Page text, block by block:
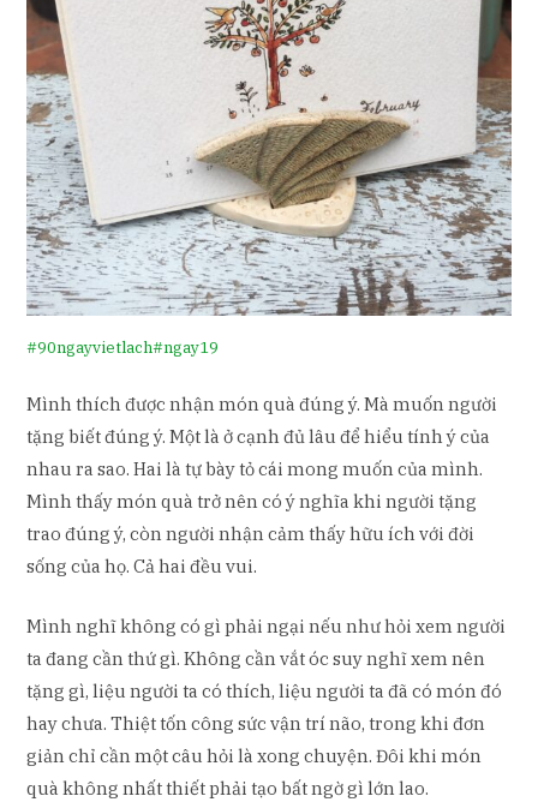
#90ngayvietlach#ngay19
Mình thích được nhận món quà đúng ý. Mà muốn người
tặng biết đúng ý. Một là ở cạnh đủ lâu để hiểu tính ý của
nhau ra sao. Hai là tự bày tỏ cái mong muốn của mình.
Mình thấy món quà trở nên có ý nghĩa khi người tặng
trao đúng ý, còn người nhận cảm thấy hữu ích với đời
sống của họ. Cả hai đều vui.
Mình nghĩ không có gì phải ngại nếu như hỏi xem người
ta đang cần thứ gì. Không cần vắt óc suy nghĩ xem nên
tặng gì, liệu người ta có thích, liệu người ta đã có món đó
hay chưa. Thiệt tốn công sức vận trí não, trong khi đơn
giản chỉ cần một câu hỏi là xong chuyện. Đôi khi món
quà không nhất thiết phải tạo bất ngờ gì lớn lao.